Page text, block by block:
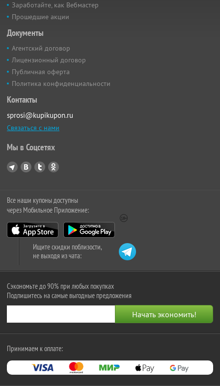
Заработайте, как Вебмастер
Прошедшие акции
Документы
Агентский договор
Лицензионный договор
Публичная оферта
Политика конфиденциальности
Контакты
sprosi@kupikupon.ru
Связаться с нами
Мы в Соцсетях
Все наши купоны доступны
через Мобильное Приложение:
Ищите скидки поблизости,
не выходя из чата:
Сэкономьте до 90% при любых покупках
Подпишитесь на самые выгодные предложения
Принимаем к оплате: